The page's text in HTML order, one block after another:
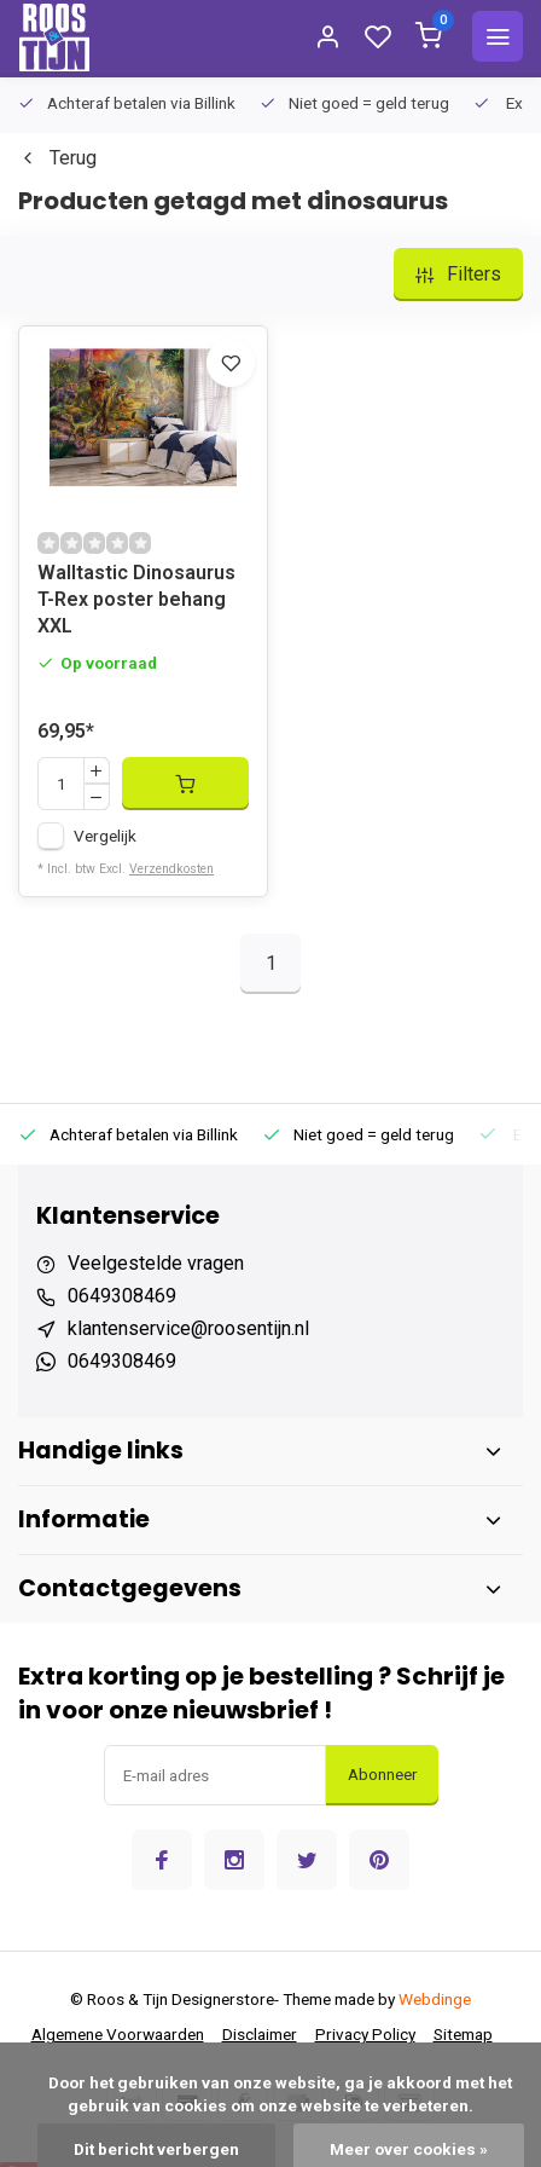
0
Achteraf betalen via Billink Niet goed = geld terug
Terug
Producten getagd met dinosaurus
Filters
Walltastic Dinosaurus
T-Rex poster behang
XXL
Op voorraad
69,95*
Vergelijk
* Incl. btw Excl. Verzendkosten
1
Achteraf betalen via Billink Niet goed = geld terug
Klantenservice
Veelgestelde vragen
0649308469
klantenservice@roosentijn.nl
0649308469
Handige links
Informatie
Contactgegevens
Extra korting op je bestelling ? Schrijf je
in voor onze nieuwsbrief !
Abonneer
Algemene Voorwaarden Disclaimer Privacy Policy Sitemap
© Roos & Tijn Designerstore- Theme made byWebdinge
gebruik van cookies om onze website te verbeteren.
Dit bericht verbergen Meer over cookies »